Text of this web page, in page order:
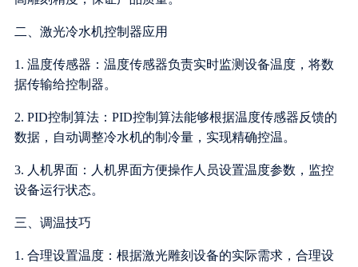
二、激光冷水机控制器应用
1. 温度传感器：温度传感器负责实时监测设备温度，将数
据传输给控制器。
2. PID控制算法：PID控制算法能够根据温度传感器反馈的
数据，自动调整冷水机的制冷量，实现精确控温。
3. 人机界面：人机界面方便操作人员设置温度参数，监控
设备运行状态。
三、调温技巧
1. 合理设置温度：根据激光雕刻设备的实际需求，合理设